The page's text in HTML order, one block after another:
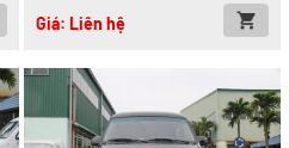
Giá: Liên hệ